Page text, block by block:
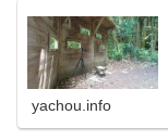
yachou.info